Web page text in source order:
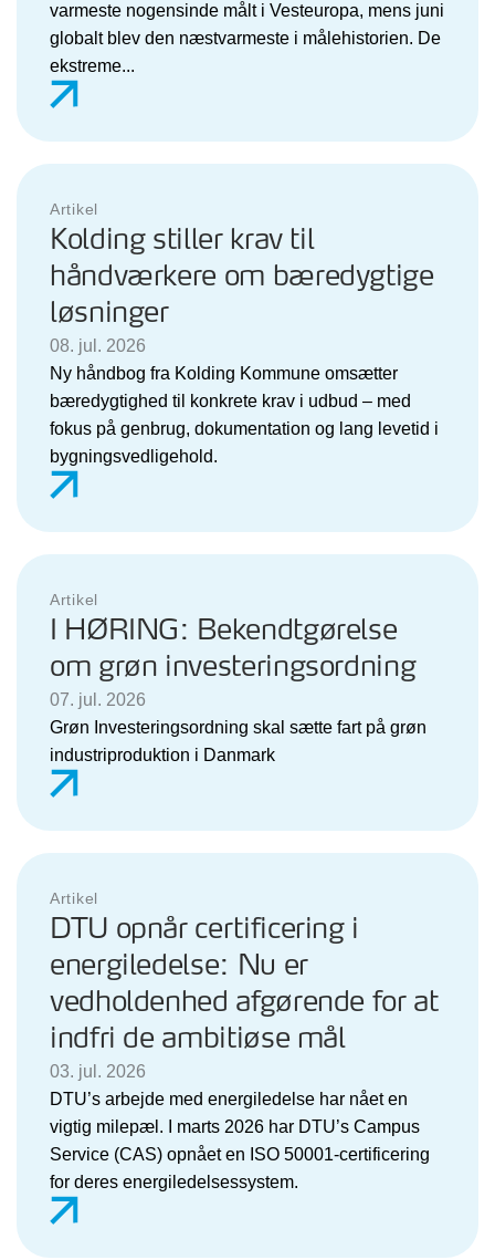
varmeste nogensinde målt i Vesteuropa, mens juni
globalt blev den næstvarmeste i målehistorien. De
ekstreme...
Artikel
Kolding stiller krav til
håndværkere om bæredygtige
løsninger
08. jul. 2026
Ny håndbog fra Kolding Kommune omsætter
bæredygtighed til konkrete krav i udbud – med
fokus på genbrug, dokumentation og lang levetid i
bygningsvedligehold.
Artikel
I HØRING: Bekendtgørelse
om grøn investeringsordning
07. jul. 2026
Grøn Investeringsordning skal sætte fart på grøn
industriproduktion i Danmark
Artikel
DTU opnår certificering i
energiledelse: Nu er
vedholdenhed afgørende for at
indfri de ambitiøse mål
03. jul. 2026
DTU’s arbejde med energiledelse har nået en
vigtig milepæl. I marts 2026 har DTU’s Campus
Service (CAS) opnået en ISO 50001-certificering
for deres energiledelsessystem.